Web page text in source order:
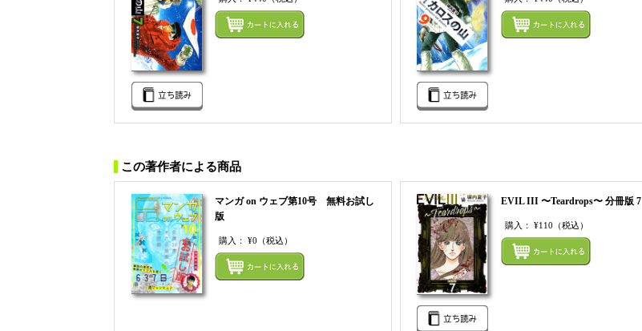
まとめてカートにいれる
この著作者による商品
マンガ on ウェブ第10号 無料お試し
版
購入： ¥0 （税込）
まとめてカートにいれる
EVIL III 〜Teardrops〜 分冊版 7
購入： ¥110 （税込）